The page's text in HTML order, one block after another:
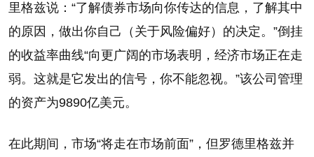
里格兹说：“了解债券市场向你传达的信息，了解其中
的原因，做出你自己（关于风险偏好）的决定。”倒挂
的收益率曲线“向更广阔的市场表明，经济市场正在走
弱。这就是它发出的信号，你不能忽视。”该公司管理
的资产为9890亿美元。
在此期间，市场“将走在市场前面”，但罗德里格兹并